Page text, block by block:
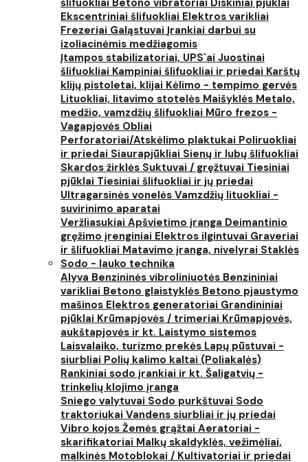
šlifuokliai Betono vibratoriai Diskiniai pjūklai
Ekscentriniai šlifuokliai Elektros varikliai
Frezeriai Galąstuvai Įrankiai darbui su
izoliacinėmis medžiagomis
Įtampos stabilizatoriai, UPS`ai Juostinai
šlifuokliai Kampiniai šlifuokliai ir priedai Karštų
klijų pistoletai, klijai Kėlimo - tempimo gervės
Lituokliai, litavimo stotelės Maišyklės Metalo,
medžio, vamzdžių šlifuokliai Mūro frezos -
Vagapjovės Obliai
Perforatoriai/Atskėlimo plaktukai Poliruokliai
ir priedai Siaurapjūkliai Sienų ir lubų šlifuokliai
Skardos žirklės Suktuvai / gręžtuvai Tiesiniai
pjūklai Tiesiniai šlifuokliai ir jų priedai
Ultragarsinės vonelės Vamzdžių lituokliai -
suvirinimo aparatai
Veržliasukiai Apšvietimo įranga Deimantinio
gręžimo įrenginiai Elektros ilgintuvai Graveriai
ir šlifuokliai Matavimo įranga, nivelyrai Staklės
Sodo - lauko technika
Alyva Benzininės vibroliniuotės Benzininiai
varikliai Betono glaistyklės Betono pjaustymo
mašinos Elektros generatoriai Grandininiai
pjūklai Krūmapjovės / trimeriai Krūmapjovės,
aukštapjovės ir kt. Laistymo sistemos
Laisvalaiko, turizmo prekės Lapų pūstuvai -
siurbliai Polių kalimo kaltai (Poliakalės)
Rankiniai sodo įrankiai ir kt. Šaligatvių -
trinkelių klojimo įranga
Sniego valytuvai Sodo purkštuvai Sodo
traktoriukai Vandens siurbliai ir jų priedai
Vibro kojos Žemės grąžtai Aeratoriai -
skarifikatoriai Malkų skaldyklės, vežimėliai,
malkinės Motoblokai / Kultivatoriai ir priedai